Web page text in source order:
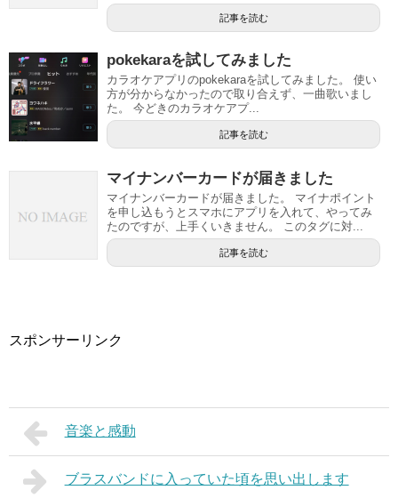
記事を読む
pokekaraを試してみました
カラオケアプリのpokekaraを試してみました。 使い
方が分からなかったので取り合えず、一曲歌いまし
た。 今どきのカラオケアプ...
記事を読む
マイナンバーカードが届きました
マイナンバーカードが届きました。 マイナポイント
を申し込もうとスマホにアプリを入れて、やってみ
たのですが、上手くいきません。 このタグに対...
記事を読む
スポンサーリンク
音楽と感動
ブラスバンドに入っていた頃を思い出します